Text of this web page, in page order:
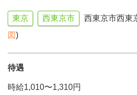
東京 西東京市 西東京市西東
図)
待遇
時給1,010〜1,310円